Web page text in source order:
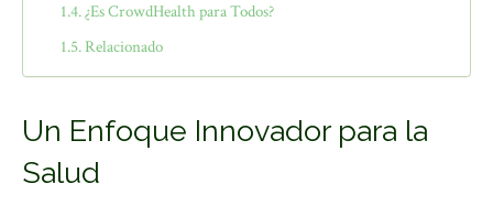
¿Es CrowdHealth para Todos?
Relacionado
Un Enfoque Innovador para la
Salud